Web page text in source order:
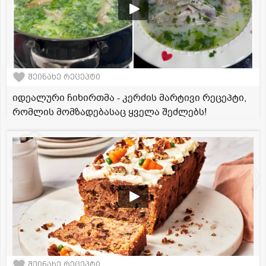
შეინახე რეცეპტი
იდეალური ჩიხირთმა - კერძის მარტივი რეცეპტი,
რომლის მომზადებასაც ყველა შეძლებს!